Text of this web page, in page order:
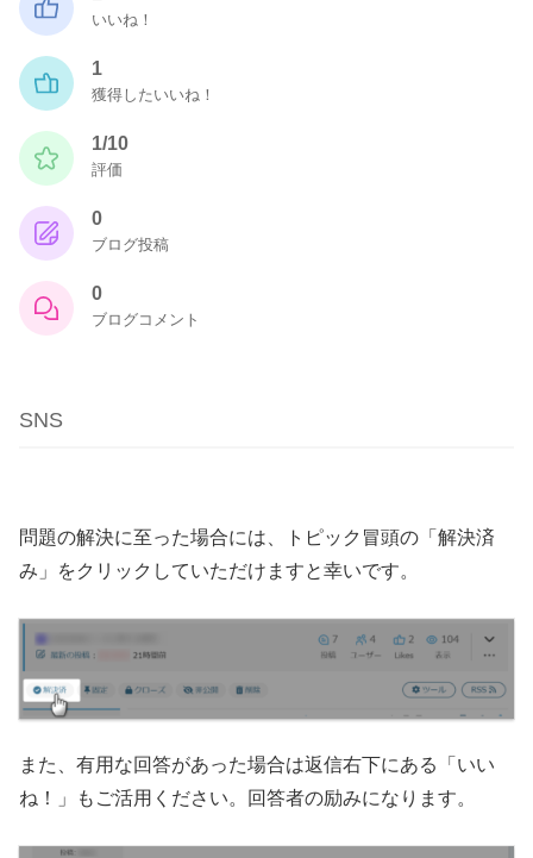
いいね！
1
獲得したいいね！
1/10
評価
0
ブログ投稿
0
ブログコメント
SNS
問題の解決に至った場合には、トピック冒頭の「解決済
み」をクリックしていただけますと幸いです。
また、有用な回答があった場合は返信右下にある「いい
ね！」もご活用ください。回答者の励みになります。